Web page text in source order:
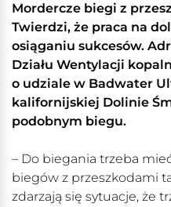
Mordercze biegi z
Twierdzi, że praca na
osiąganiu sukcesów.
Działu Wentylacji
o udziale w Badwater
kalifornijskiej Dolinie
podobnym biegu.
– Do biegania trzeba
biegów z przeszkodami
zdarzają się sytuacje, że